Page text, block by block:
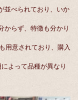
並べられており、いか
からず、特徴も分かり
用意されており、購入
よって品種が異なり